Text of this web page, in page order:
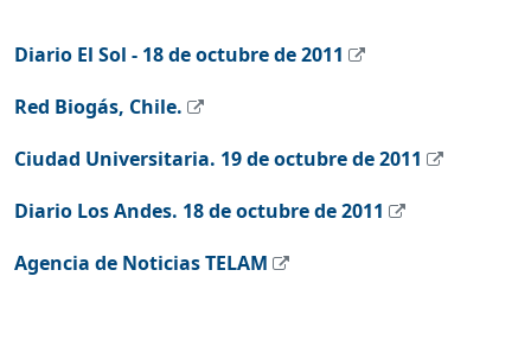
Diario El Sol - 18 de octubre de 2011
Red Biogás, Chile.
Ciudad Universitaria. 19 de octubre de 2011
Diario Los Andes. 18 de octubre de 2011
Agencia de Noticias TELAM